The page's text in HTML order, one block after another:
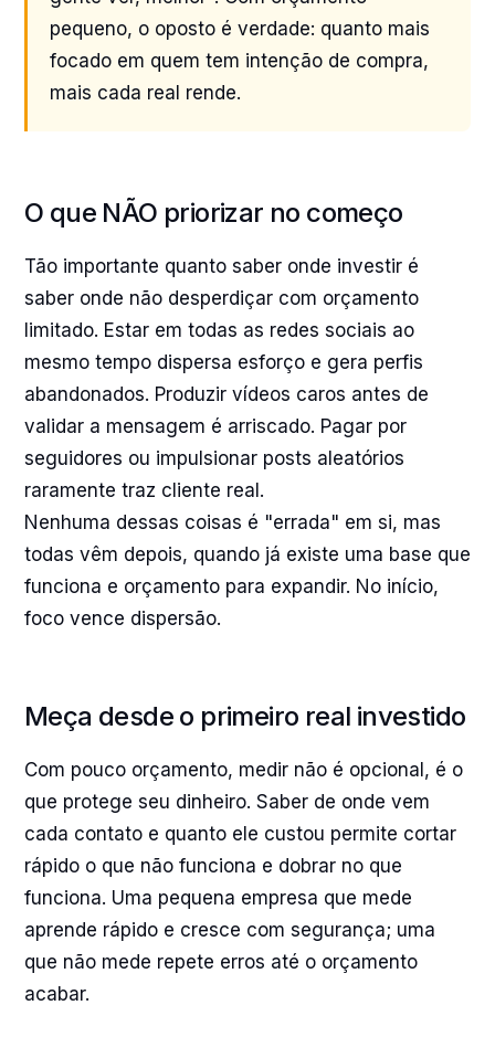
pequeno, o oposto é verdade: quanto mais
focado em quem tem intenção de compra,
mais cada real rende.
O que NÃO priorizar no começo
Tão importante quanto saber onde investir é
saber onde não desperdiçar com orçamento
limitado. Estar em todas as redes sociais ao
mesmo tempo dispersa esforço e gera perfis
abandonados. Produzir vídeos caros antes de
validar a mensagem é arriscado. Pagar por
seguidores ou impulsionar posts aleatórios
raramente traz cliente real.
Nenhuma dessas coisas é "errada" em si, mas
todas vêm depois, quando já existe uma base que
funciona e orçamento para expandir. No início,
foco vence dispersão.
Meça desde o primeiro real investido
Com pouco orçamento, medir não é opcional, é o
que protege seu dinheiro. Saber de onde vem
cada contato e quanto ele custou permite cortar
rápido o que não funciona e dobrar no que
funciona. Uma pequena empresa que mede
aprende rápido e cresce com segurança; uma
que não mede repete erros até o orçamento
acabar.